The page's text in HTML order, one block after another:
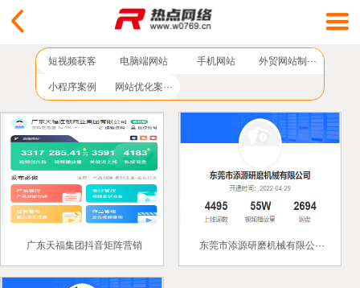
短视频获客 电脑端网站 手机网站 外贸网站制···
小程序案例 网站优化案···
广东天福集团抖音矩阵营销 东莞市添源研磨机械有限公···